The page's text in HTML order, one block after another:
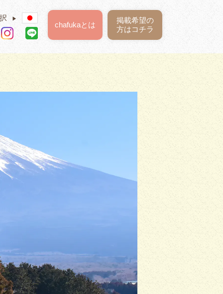
▶
掲載希望の
方はコチラ
chafukaとは